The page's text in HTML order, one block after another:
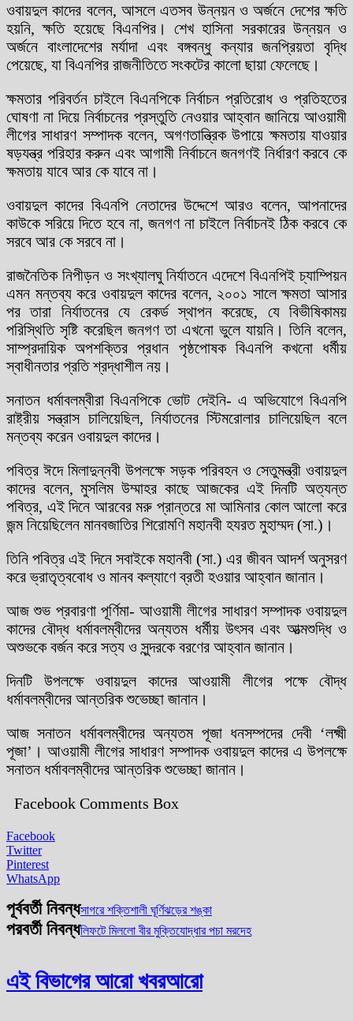
ওবায়দুল কাদের বলেন, আসলে এতসব উন্নয়ন ও অর্জনে দেশের ক্ষতি
হয়নি, ক্ষতি হয়েছে বিএনপির। শেখ হাসিনা সরকারের উন্নয়ন ও
অর্জনে বাংলাদেশের মর্যাদা এবং বঙ্গবন্ধু কন্যার জনপ্রিয়তা বৃদ্ধি
পেয়েছে, যা বিএনপির রাজনীতিতে সংকটের কালো ছায়া ফেলেছে।
ক্ষমতার পরিবর্তন চাইলে বিএনপিকে নির্বাচন প্রতিরোধ ও প্রতিহতের
ঘোষণা না দিয়ে নির্বাচনের প্রস্তুতি নেওয়ার আহ্বান জানিয়ে আওয়ামী
লীগের সাধারণ সম্পাদক বলেন, অগণতান্ত্রিক উপায়ে ক্ষমতায় যাওয়ার
ষড়যন্ত্র পরিহার করুন এবং আগামী নির্বাচনে জনগণই নির্ধারণ করবে কে
ক্ষমতায় যাবে আর কে যাবে না।
ওবায়দুল কাদের বিএনপি নেতাদের উদ্দেশে আরও বলেন, আপনাদের
কাউকে সরিয়ে দিতে হবে না, জনগণ না চাইলে নির্বাচনই ঠিক করবে কে
সরবে আর কে সরবে না।
রাজনৈতিক নিপীড়ন ও সংখ্যালঘু নির্যাতনে এদেশে বিএনপিই চ্যাম্পিয়ন
এমন মন্তব্য করে ওবায়দুল কাদের বলেন, ২০০১ সালে ক্ষমতা আসার
পর তারা নির্যাতনের যে রেকর্ড স্থাপন করেছে, যে বিভীষিকাময়
পরিস্থিতি সৃষ্টি করেছিল জনগণ তা এখনো ভুলে যায়নি। তিনি বলেন,
সাম্প্রদায়িক অপশক্তির প্রধান পৃষ্ঠপোষক বিএনপি কখনো ধর্মীয়
স্বাধীনতার প্রতি শ্রদ্ধাশীল নয়।
সনাতন ধর্মাবলম্বীরা বিএনপিকে ভোট দেইনি- এ অভিযোগে বিএনপি
রাষ্ট্রীয় সন্ত্রাস চালিয়েছিল, নির্যাতনের স্টিমরোলার চালিয়েছিল বলে
মন্তব্য করেন ওবায়দুল কাদের।
পবিত্র ঈদে মিলাদুন্নবী উপলক্ষে সড়ক পরিবহন ও সেতুমন্ত্রী ওবায়দুল
কাদের বলেন, মুসলিম উম্মাহর কাছে আজকের এই দিনটি অত্যন্ত
পবিত্র, এই দিনে আরবের মরু প্রান্তরে মা আমিনার কোল আলো করে
জন্ম নিয়েছিলেন মানবজাতির শিরোমণি মহানবী হযরত মুহাম্মদ (সা.)।
তিনি পবিত্র এই দিনে সবাইকে মহানবী (সা.) এর জীবন আদর্শ অনুসরণ
করে ভ্রাতৃত্ববোধ ও মানব কল্যাণে ব্রতী হওয়ার আহ্বান জানান।
আজ শুভ প্রবারণা পূর্ণিমা- আওয়ামী লীগের সাধারণ সম্পাদক ওবায়দুল
কাদের বৌদ্ধ ধর্মাবলম্বীদের অন্যতম ধর্মীয় উৎসব এবং আত্মশুদ্ধি ও
অশুভকে বর্জন করে সত্য ও সুন্দরকে বরণের আহ্বান জানান।
দিনটি উপলক্ষে ওবায়দুল কাদের আওয়ামী লীগের পক্ষে বৌদ্ধ
ধর্মাবলম্বীদের আন্তরিক শুভেচ্ছা জানান।
আজ সনাতন ধর্মাবলম্বীদের অন্যতম পূজা ধনসম্পদের দেবী ‘লক্ষ্মী
পূজা’। আওয়ামী লীগের সাধারণ সম্পাদক ওবায়দুল কাদের এ উপলক্ষে
সনাতন ধর্মাবলম্বীদের আন্তরিক শুভেচ্ছা জানান।
Facebook Comments Box
Facebook
Twitter
Pinterest
WhatsApp
পূর্ববর্তী নিবন্ধসাগরে শক্তিশালী ঘূর্ণিঝড়ের শঙ্কা
পরবর্তী নিবন্ধলিফটে মিললো বীর মুক্তিযোদ্ধার পচা মরদেহ
এই বিভাগের আরো খবরআরো